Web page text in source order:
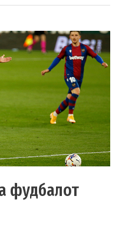
фудбалот